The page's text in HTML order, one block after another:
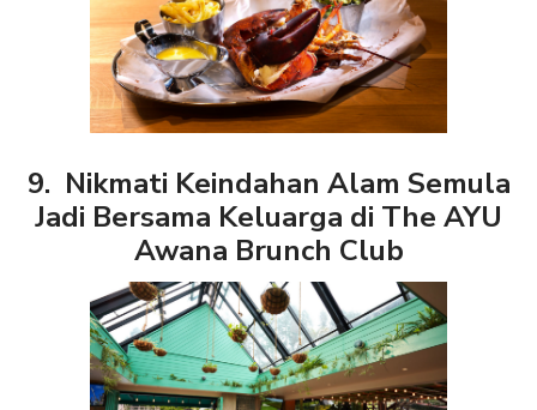
9. Nikmati Keindahan Alam Semula
Jadi Bersama Keluarga di The AYU
Awana Brunch Club